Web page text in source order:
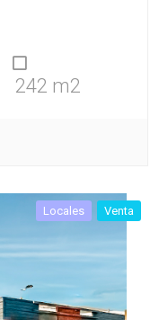
242 m2
Locales Venta